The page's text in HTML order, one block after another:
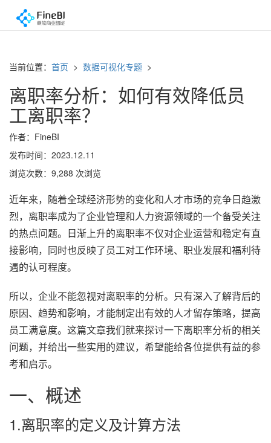
当前位置： 首页 > 数据可视化专题 >
离职率分析：如何有效降低员
工离职率？
作者：FineBI
发布时间：2023.12.11
浏览次数：9,288 次浏览
近年来，随着全球经济形势的变化和人才市场的竞争日趋激
烈，离职率成为了企业管理和人力资源领域的一个备受关注
的热点问题。日渐上升的离职率不仅对企业运营和稳定有直
接影响，同时也反映了员工对工作环境、职业发展和福利待
遇的认可程度。
所以，企业不能忽视对离职率的分析。只有深入了解背后的
原因、趋势和影响，才能制定出有效的人才留存策略，提高
员工满意度。这篇文章我们就来探讨一下离职率分析的相关
问题，并给出一些实用的建议，希望能给各位提供有益的参
考和启示。
一、概述
1.离职率的定义及计算方法